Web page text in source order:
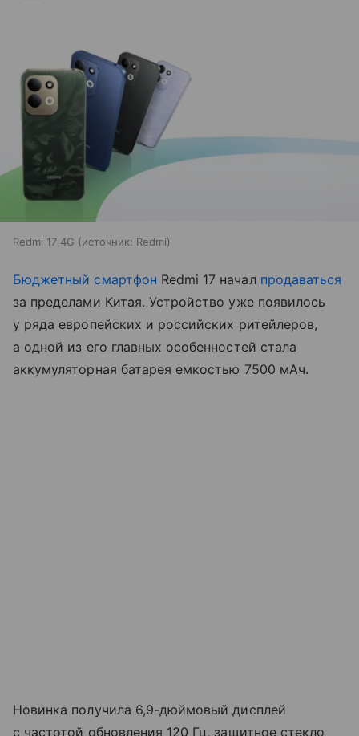
Redmi 17 4G источник: Redmi
Бюджетный смартфон Redmi 17 начал продаваться
за пределами Китая. Устройство уже появилось
у ряда европейских и российских ритейлеров,
а одной из его главных особенностей стала
аккумуляторная батарея емкостью 7500 мАч.
Новинка получила 6,9-дюймовый дисплей
с частотой обновления 120 Гц, защитное стекло